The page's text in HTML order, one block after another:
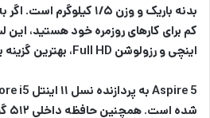
بدنه باریک و وزن ۱/۵ کیلوگرم است. اگر به دنبال یک
کم
اینچی و رزولوشن Full HD، بهترین گزینه برای شما است.